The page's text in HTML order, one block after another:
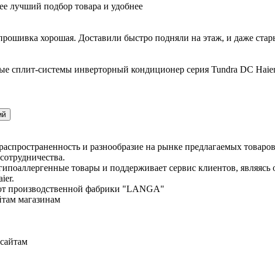
лучший подбор товара и удобнее
хорошая. Доставили быстро подняли на этаж, и даже
сплит-системы инверторный кондиционер серия Tundra DC
и разнообразие на рынке предлагаемых
товары и поддерживает сервис клиентов,
производственной фабрики "LANGA"
магазинам